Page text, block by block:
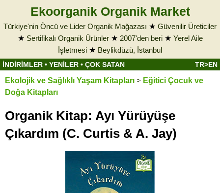
Ekoorganik Organik Market
Türkiye'nin Öncü ve Lider Organik Mağazası ★ Güvenilir Üreticiler
★ Sertifikalı Organik Ürünler★ 2007'den beri★ Yerel Aile
İşletmesi ★ Beylikdüzü, İstanbul
İNDİRİMLER • YENİLER • ÇOK SATAN TR>EN
Ekolojik ve Sağlıklı Yaşam Kitapları > Eğitici Çocuk ve
Doğa Kitapları
Organik Kitap: Ayı Yürüyüşe
Çıkardım (C. Curtis & A. Jay)